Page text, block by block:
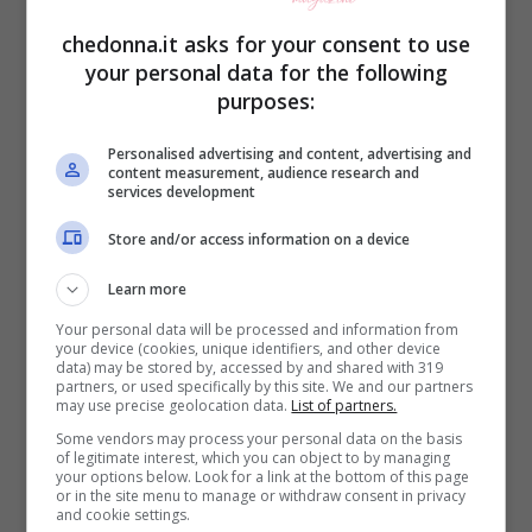
Solidani
che, nella sua prima intervista
televisiva post separazione da Francesco
Totti, nel salotto di Verissimo
andare ad una battuta che ha spiazzato
anche l’amica Silvia Toffanin
sempre i suoi capelli alle mani super
professionali della sua hair stylist di
fiducia Michelle Hunziker che si occupa
anche della bellezza di Michelle Hunziker.
Alessia Solidanisi è messa
chedonna.it asks for your consent to use
your personal data for the following
purposes:
Personalised advertising and content, advertising and
content measurement, audience research and
services development
Store and/or access information on a device
Learn more
Your personal data will be processed and information from
your device (cookies, unique identifiers, and other device
data) may be stored by, accessed by and shared with 319
partners, or used specifically by this site. We and our partners
may use precise geolocation data. List of partners.
Some vendors may process your personal data on the basis
of legitimate interest, which you can object to by managing
your options below. Look for a link at the bottom of this page
or in the site menu to manage or withdraw consent in privacy
and cookie settings.